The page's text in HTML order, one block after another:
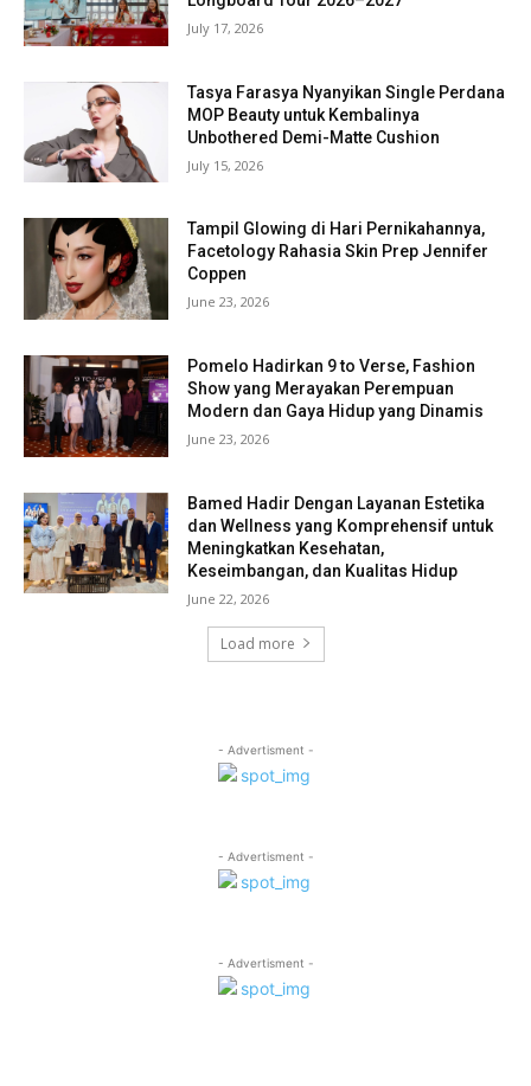
July 17, 2026
Tasya Farasya Nyanyikan Single Perdana
MOP Beauty untuk Kembalinya
Unbothered Demi-Matte Cushion
July 15, 2026
Tampil Glowing di Hari Pernikahannya,
Facetology Rahasia Skin Prep Jennifer
Coppen
June 23, 2026
Pomelo Hadirkan 9 to Verse, Fashion
Show yang Merayakan Perempuan
Modern dan Gaya Hidup yang Dinamis
June 23, 2026
Bamed Hadir Dengan Layanan Estetika
dan Wellness yang Komprehensif untuk
Meningkatkan Kesehatan,
Keseimbangan, dan Kualitas Hidup
June 22, 2026
Load more
- Advertisment -
- Advertisment -
- Advertisment -